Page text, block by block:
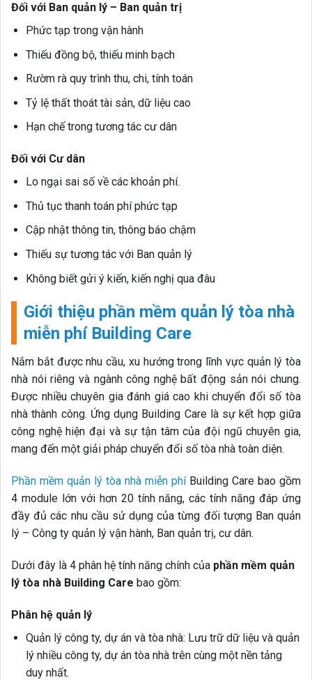
Đối với Ban quản lý – Ban quản trị
Phức tạp trong vận hành
Thiếu đồng bộ, thiếu minh bạch
Rườm rà quy trình thu, chi, tính toán
Tỷ lệ thất thoát tài sản, dữ liệu cao
Hạn chế trong tương tác cư dân
Đối với Cư dân
Lo ngại sai số về các khoản phí.
Thủ tục thanh toán phí phức tạp
Cập nhật thông tin, thông báo chậm
Thiếu sự tương tác với Ban quản lý
Không biết gửi ý kiến, kiến nghị qua đâu
Giới thiệu phần mềm quản lý tòa nhà
miễn phí Building Care
Nắm bắt được nhu cầu, xu hướng trong lĩnh vực quản lý tòa
nhà nói riêng và ngành công nghệ bất động sản nói chung.
Được nhiều chuyên gia đánh giá cao khi chuyển đổi số tòa
nhà thành công. Ứng dụng Building Care là sự kết hợp giữa
công nghệ hiện đại và sự tận tâm của đội ngũ chuyên gia,
mang đến một giải pháp chuyển đổi số tòa nhà toàn diện.
Phần mềm quản lý tòa nhà miễn phíBuilding Care bao gồm
4 module lớn với hơn 20 tính năng, các tính năng đáp ứng
đầy đủ các nhu cầu sử dụng của từng đối tượng Ban quản
lý – Công ty quản lý vận hành, Ban quản trị, cư dân.
Dưới đây là 4 phân hệ tính năng chính của phần mềm quản
lý tòa nhà Building Care bao gồm:
Phân hệ quản lý
Quản lý công ty, dự án và tòa nhà: Lưu trữ dữ liệu và quản
lý nhiều công ty, dự án tòa nhà trên cùng một nền tảng
duy nhất.